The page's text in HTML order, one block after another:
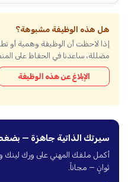
هل هذه الوظيفة مشبوهة؟
إذا لاحظت أن الوظيفة وهمية أو
مضللة، ساعدنا في الحفاظ على
الإبلاغ عن هذه الوظيفة
سيرتك الذاتية جاهزة —
أكمل ملفك المهني على ورك لينك
ثوانٍ — مجاناً.